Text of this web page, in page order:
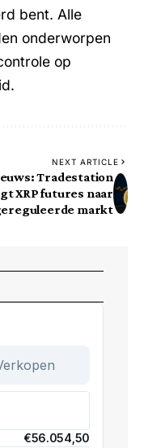
bent. Alle
onderworpen
op
NEXT ARTICLE
Tradestation
XRP futures naar
markt